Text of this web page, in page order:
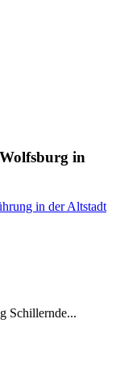
in
Schillernde...